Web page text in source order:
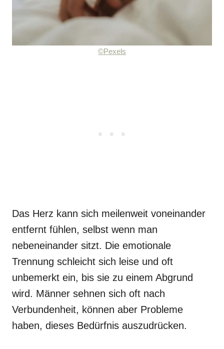
©Pexels
Das Herz kann sich meilenweit voneinander
entfernt fühlen, selbst wenn man
nebeneinander sitzt. Die emotionale
Trennung schleicht sich leise und oft
unbemerkt ein, bis sie zu einem Abgrund
wird. Männer sehnen sich oft nach
Verbundenheit, können aber Probleme
haben, dieses Bedürfnis auszudrücken.